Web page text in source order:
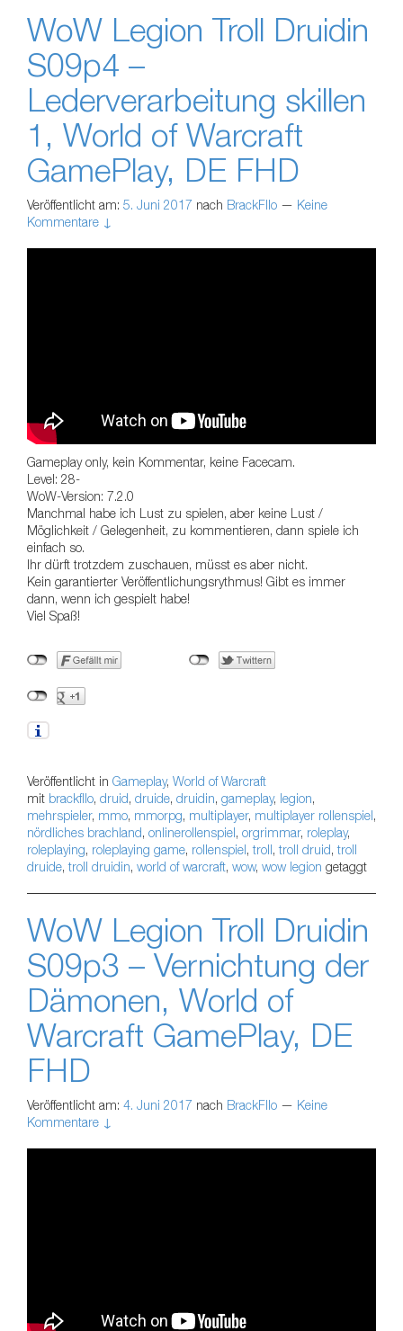
WoW Legion Troll Druidin
S09p4 –
Lederverarbeitung skillen
1, World of Warcraft
GamePlay, DE FHD
Veröffentlicht am: 5. Juni 2017 nach BrackFllo — Keine
Kommentare ↓
Gameplay only, kein Kommentar, keine Facecam.
Level: 28-
WoW-Version: 7.2.0
Manchmal habe ich Lust zu spielen, aber keine Lust /
Möglichkeit / Gelegenheit, zu kommentieren, dann spiele ich
einfach so.
Ihr dürft trotzdem zuschauen, müsst es aber nicht.
Kein garantierter Veröffentlichungsrythmus! Gibt es immer
dann, wenn ich gespielt habe!
Viel Spaß!
Veröffentlicht in Gameplay, World of Warcraft
mit brackfllo, druid, druide, druidin, gameplay, legion,
mehrspieler, mmo, mmorpg, multiplayer, multiplayer rollenspiel,
nördliches brachland, onlinerollenspiel, orgrimmar, roleplay,
roleplaying, roleplaying game, rollenspiel,troll,troll druid,troll
druide,troll druidin, world of warcraft, wow, wow legion getaggt
WoW Legion Troll Druidin
S09p3 – Vernichtung der
Dämonen, World of
Warcraft GamePlay, DE
FHD
Veröffentlicht am: 4. Juni 2017 nach BrackFllo — Keine
Kommentare ↓